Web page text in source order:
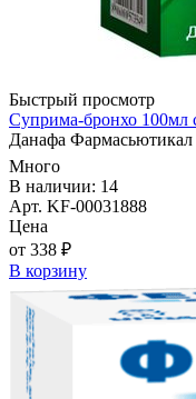
Быстрый просмотр
Суприма-бронхо 100мл
Данафа
Много
В наличии: 14
Арт. KF-00031888
Цена
от 338 ₽
В корзину